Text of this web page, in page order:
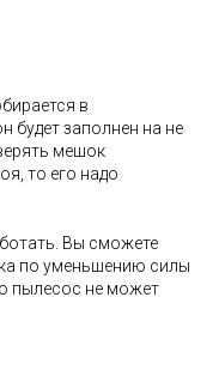
в
будет заполнен на не
мешок
то его надо
Вы сможете
по уменьшению силы
пылесос не может